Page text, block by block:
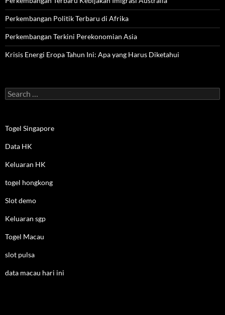
Perkembangan Politik Terbaru di Afrika
Perkembangan Terkini Perekonomian Asia
Krisis Energi Eropa Tahun Ini: Apa yang Harus Diketahui
Search
for:
Togel Singapore
Data HK
Keluaran HK
togel hongkong
Slot demo
Keluaran sgp
Togel Macau
slot pulsa
data macau hari ini